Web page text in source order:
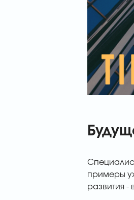
примеры
развития -